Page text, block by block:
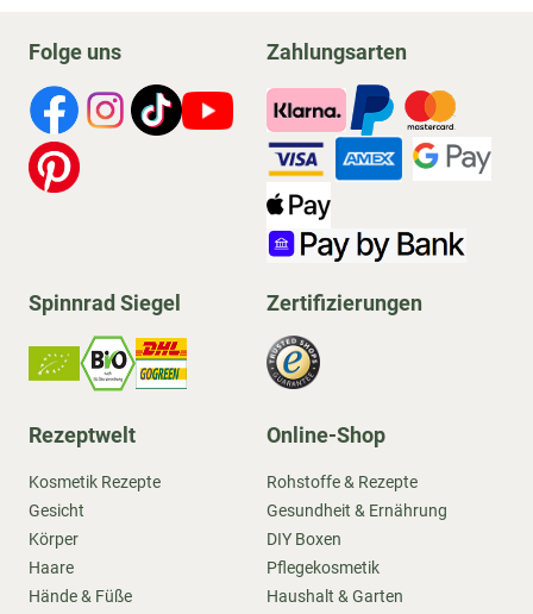
Folge uns Zahlungsarten
Spinnrad Siegel Zertifizierungen
Rezeptwelt
Kosmetik Rezepte
Gesicht
Körper
Haare
Hände & Füße
Online-Shop
Rohstoffe & Rezepte
Gesundheit & Ernährung
DIY Boxen
Pflegekosmetik
Haushalt & Garten